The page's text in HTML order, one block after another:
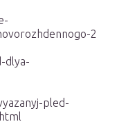
2
dlya-
pled-